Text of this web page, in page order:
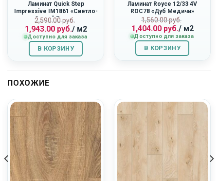
Ламинат Quick Step
Impressive IM1861 «Светло-
Серый Бетон»
2,590.00руб.
Первоначальная
цена
составляла
2,590.00
руб..
1,943.00руб.
Текущая
цена:
1,943.00
руб..
/ м2
Доступно для заказа
В КОРЗИНУ
Ламинат Royce 12/33 4V
ROC78 «Дуб Медичи»
1,560.00руб.
цена
составляла
1,560.00
руб..
1,404.00руб.
Текущая
цена:
1,404.00
руб..
/ м2
Доступно для заказа
В КОРЗИНУ
ПОХОЖИЕ